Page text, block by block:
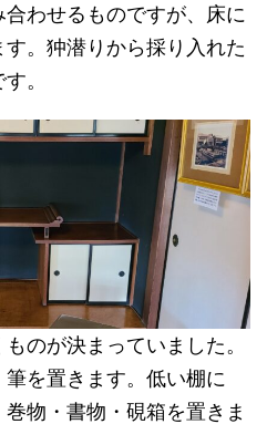
わせるものですが、床に
。狆潜りから採り入れた
。
のが決まっていました。
を置きます。低い棚に
物・書物・硯箱を置きま